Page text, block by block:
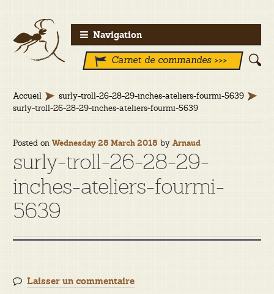
Aller
à
Aller
au
contenu
Navigation
Carnet de commandes >>>
Accueil
surly-troll-26-28-29-inches-ateliers-fourmi-5639
surly-troll-26-28-29-inches-ateliers-fourmi-5639
Posted on Wednesday 28 March 2018 by Arnaud
surly-troll-26-28-29-
inches-ateliers-fourmi-
5639
Laisser un commentaire